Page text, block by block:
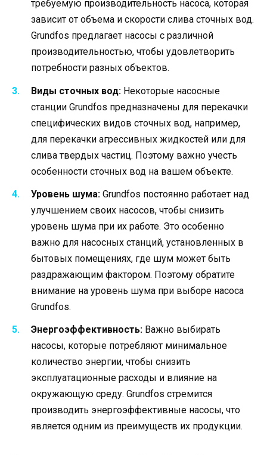
требуемую производительность насоса, которая
зависит от объема и скорости слива сточных вод.
Grundfos предлагает насосы с различной
производительностью, чтобы удовлетворить
потребности разных объектов.
Виды сточных вод: Некоторые насосные
станции Grundfos предназначены для перекачки
специфических видов сточных вод, например,
для перекачки агрессивных жидкостей или для
слива твердых частиц. Поэтому важно учесть
особенности сточных вод на вашем объекте.
Уровень шума: Grundfos постоянно работает над
улучшением своих насосов, чтобы снизить
уровень шума при их работе. Это особенно
важно для насосных станций, установленных в
бытовых помещениях, где шум может быть
раздражающим фактором. Поэтому обратите
внимание на уровень шума при выборе насоса
Grundfos.
Энергоэффективность: Важно выбирать
насосы, которые потребляют минимальное
количество энергии, чтобы снизить
эксплуатационные расходы и влияние на
окружающую среду. Grundfos стремится
производить энергоэффективные насосы, что
является одним из преимуществ их продукции.